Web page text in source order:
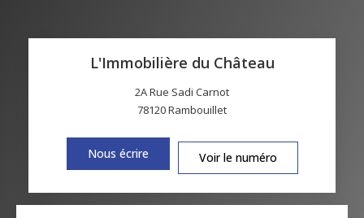
L'Immobilière du Château
2A Rue Sadi Carnot
78120Rambouillet
Nous écrire Voir le numéro